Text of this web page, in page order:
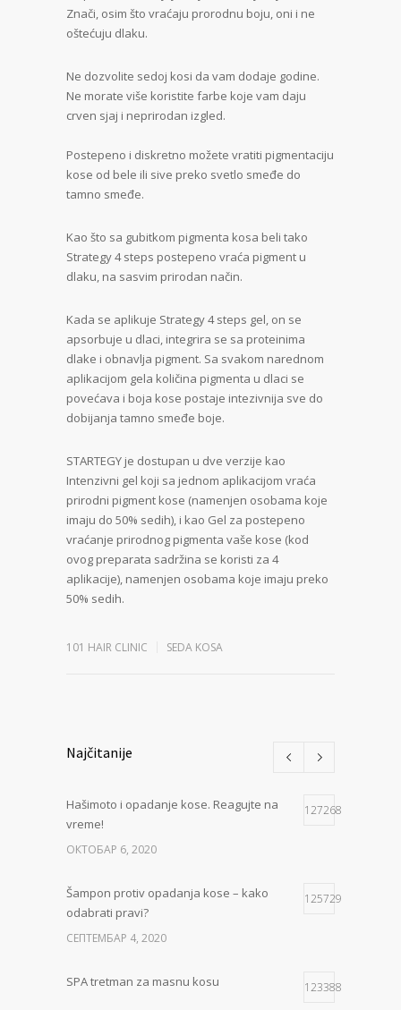
Znači, osim što vraćaju prorodnu boju, oni i ne
oštećuju dlaku.
Ne dozvolite sedoj kosi da vam dodaje godine.
Ne morate više koristite farbe koje vam daju
crven sjaj i neprirodan izgled.
Postepeno i diskretno možete vratiti pigmentaciju
kose od bele ili sive preko svetlo smeđe do
tamno smeđe.
Kao što sa gubitkom pigmenta kosa beli tako
Strategy 4 steps postepeno vraća pigment u
dlaku, na sasvim prirodan način.
Kada se aplikuje Strategy 4 steps gel, on se
apsorbuje u dlaci, integrira se sa proteinima
dlake i obnavlja pigment. Sa svakom narednom
aplikacijom gela količina pigmenta u dlaci se
povećava i boja kose postaje intezivnija sve do
dobijanja tamno smeđe boje.
STARTEGY je dostupan u dve verzije kao
Intenzivni gel koji sa jednom aplikacijom vraća
prirodni pigment kose (namenjen osobama koje
imaju do 50% sedih), i kao Gel za postepeno
vraćanje prirodnog pigmenta vaše kose (kod
ovog preparata sadržina se koristi za 4
aplikacije), namenjen osobama koje imaju preko
50% sedih.
101 HAIR CLINIC SEDA KOSA
Najčitanije
Hašimoto i opadanje kose. Reagujte na
vreme!
127268
ОКТОБАР 6, 2020
Šampon protiv opadanja kose – kako
odabrati pravi?
125729
СЕПТЕМБАР 4, 2020
SPA tretman za masnu kosu 123388